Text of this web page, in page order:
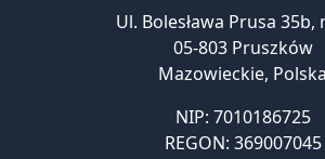
Ul. Bolesława Prusa 35b,
05-803 Pruszków
Mazowieckie, Polska
NIP: 7010186725
REGON: 369007045